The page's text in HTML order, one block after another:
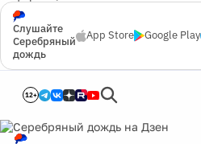
Слушайте
Серебряный
дождь
App Store Google Play
12+